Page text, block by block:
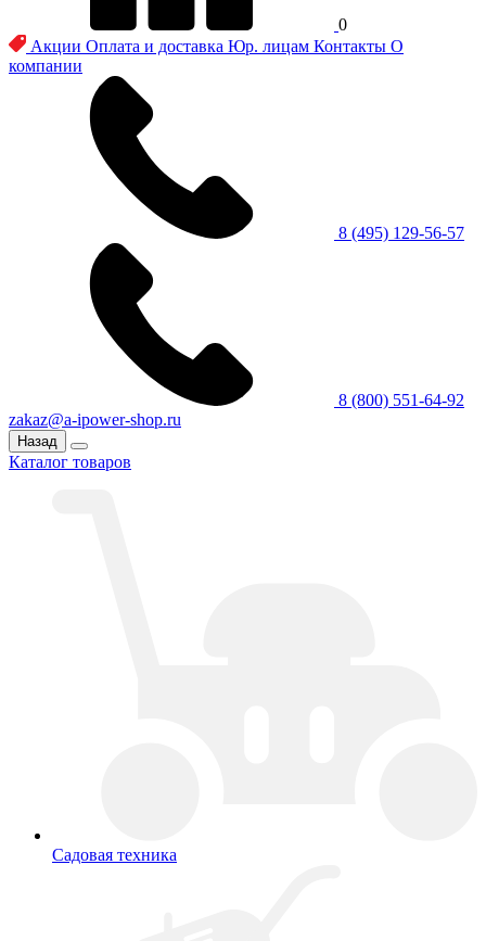
0
Акции Оплата и доставка Юр. лицам Контакты О
компании
8 (495) 129-56-57
8 (800) 551-64-92
zakaz@a-ipower-shop.ru
Назад
Каталог товаров
Садовая техника